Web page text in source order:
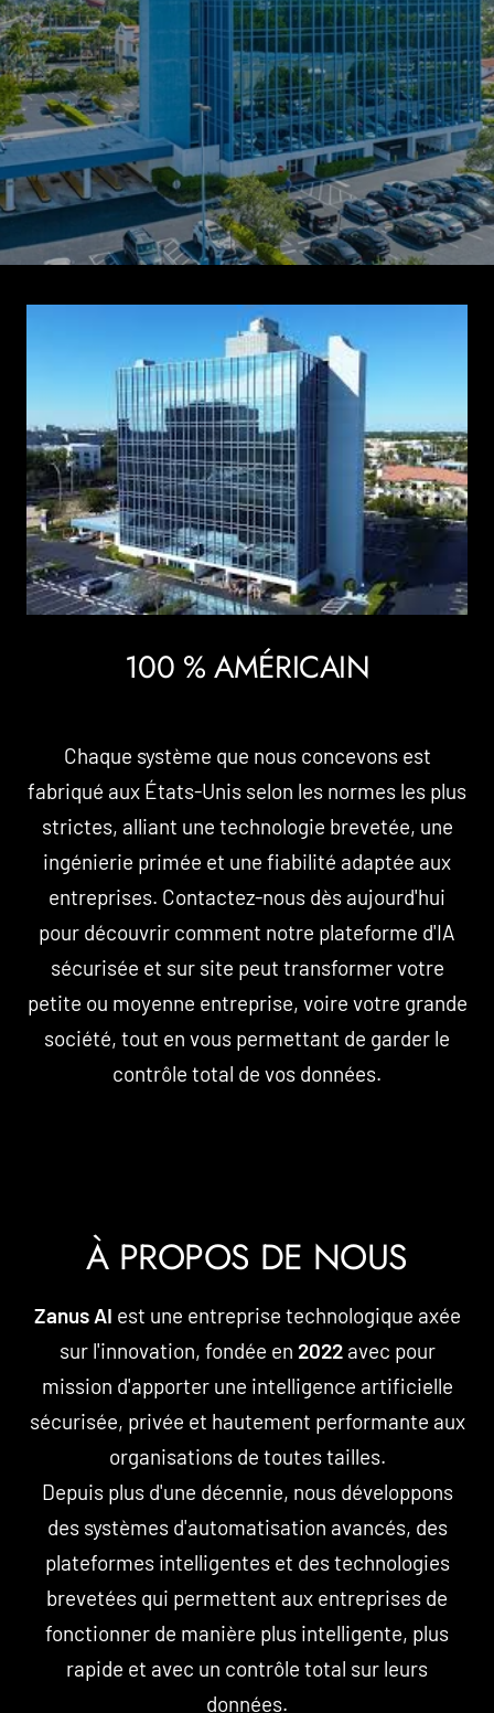
100 % AMÉRICAIN
Chaque système que nous concevons est
fabriqué aux États-Unis selon les normes les plus
strictes, alliant une technologie brevetée, une
ingénierie primée et une fiabilité adaptée aux
entreprises. Contactez-nous dès aujourd'hui
pour découvrir comment notre plateforme d'IA
sécurisée et sur site peut transformer votre
petite ou moyenne entreprise, voire votre grande
société, tout en vous permettant de garder le
contrôle total de vos données.
À PROPOS DE NOUS
Zanus AI est une entreprise technologique axée
sur l'innovation, fondée en 2022avec pour
mission d'apporter une intelligence artificielle
sécurisée, privée et hautement performante aux
organisations de toutes tailles.
Depuis plus d'une décennie, nous développons
des systèmes d'automatisation avancés, des
plateformes intelligentes et des technologies
brevetées qui permettent aux entreprises de
fonctionner de manière plus intelligente, plus
rapide et avec un contrôle total sur leurs
données.